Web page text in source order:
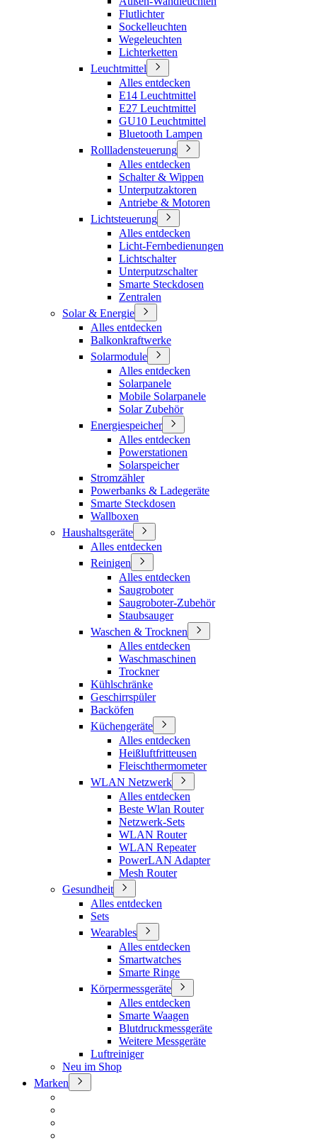
Flutlichter
Sockelleuchten
Wegeleuchten
Lichterketten
Leuchtmittel
Alles entdecken
E14 Leuchtmittel
E27 Leuchtmittel
GU10 Leuchtmittel
Bluetooth Lampen
Rollladensteuerung
Alles entdecken
Schalter & Wippen
Unterputzaktoren
Antriebe & Motoren
Lichtsteuerung
Alles entdecken
Licht-Fernbedienungen
Lichtschalter
Unterputzschalter
Smarte Steckdosen
Zentralen
Solar & Energie
Alles entdecken
Balkonkraftwerke
Solarmodule
Alles entdecken
Solarpanele
Mobile Solarpanele
Solar Zubehör
Energiespeicher
Alles entdecken
Powerstationen
Solarspeicher
Stromzähler
Powerbanks & Ladegeräte
Smarte Steckdosen
Wallboxen
Haushaltsgeräte
Alles entdecken
Reinigen
Alles entdecken
Saugroboter
Saugroboter-Zubehör
Staubsauger
Waschen & Trocknen
Alles entdecken
Waschmaschinen
Trockner
Kühlschränke
Geschirrspüler
Backöfen
Küchengeräte
Alles entdecken
Heißluftfritteusen
Fleischthermometer
WLAN Netzwerk
Alles entdecken
Beste Wlan Router
Netzwerk-Sets
WLAN Router
WLAN Repeater
PowerLAN Adapter
Mesh Router
Gesundheit
Alles entdecken
Sets
Wearables
Alles entdecken
Smartwatches
Smarte Ringe
Körpermessgeräte
Alles entdecken
Smarte Waagen
Blutdruckmessgeräte
Weitere Messgeräte
Luftreiniger
Neu im Shop
Marken